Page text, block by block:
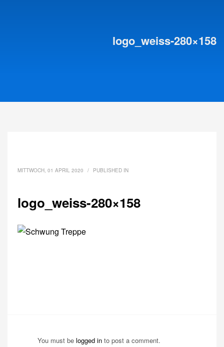
logo_weiss-280×158
MITTWOCH, 01 APRIL 2020 / PUBLISHED IN
logo_weiss-280×158
You must be logged in to post a comment.